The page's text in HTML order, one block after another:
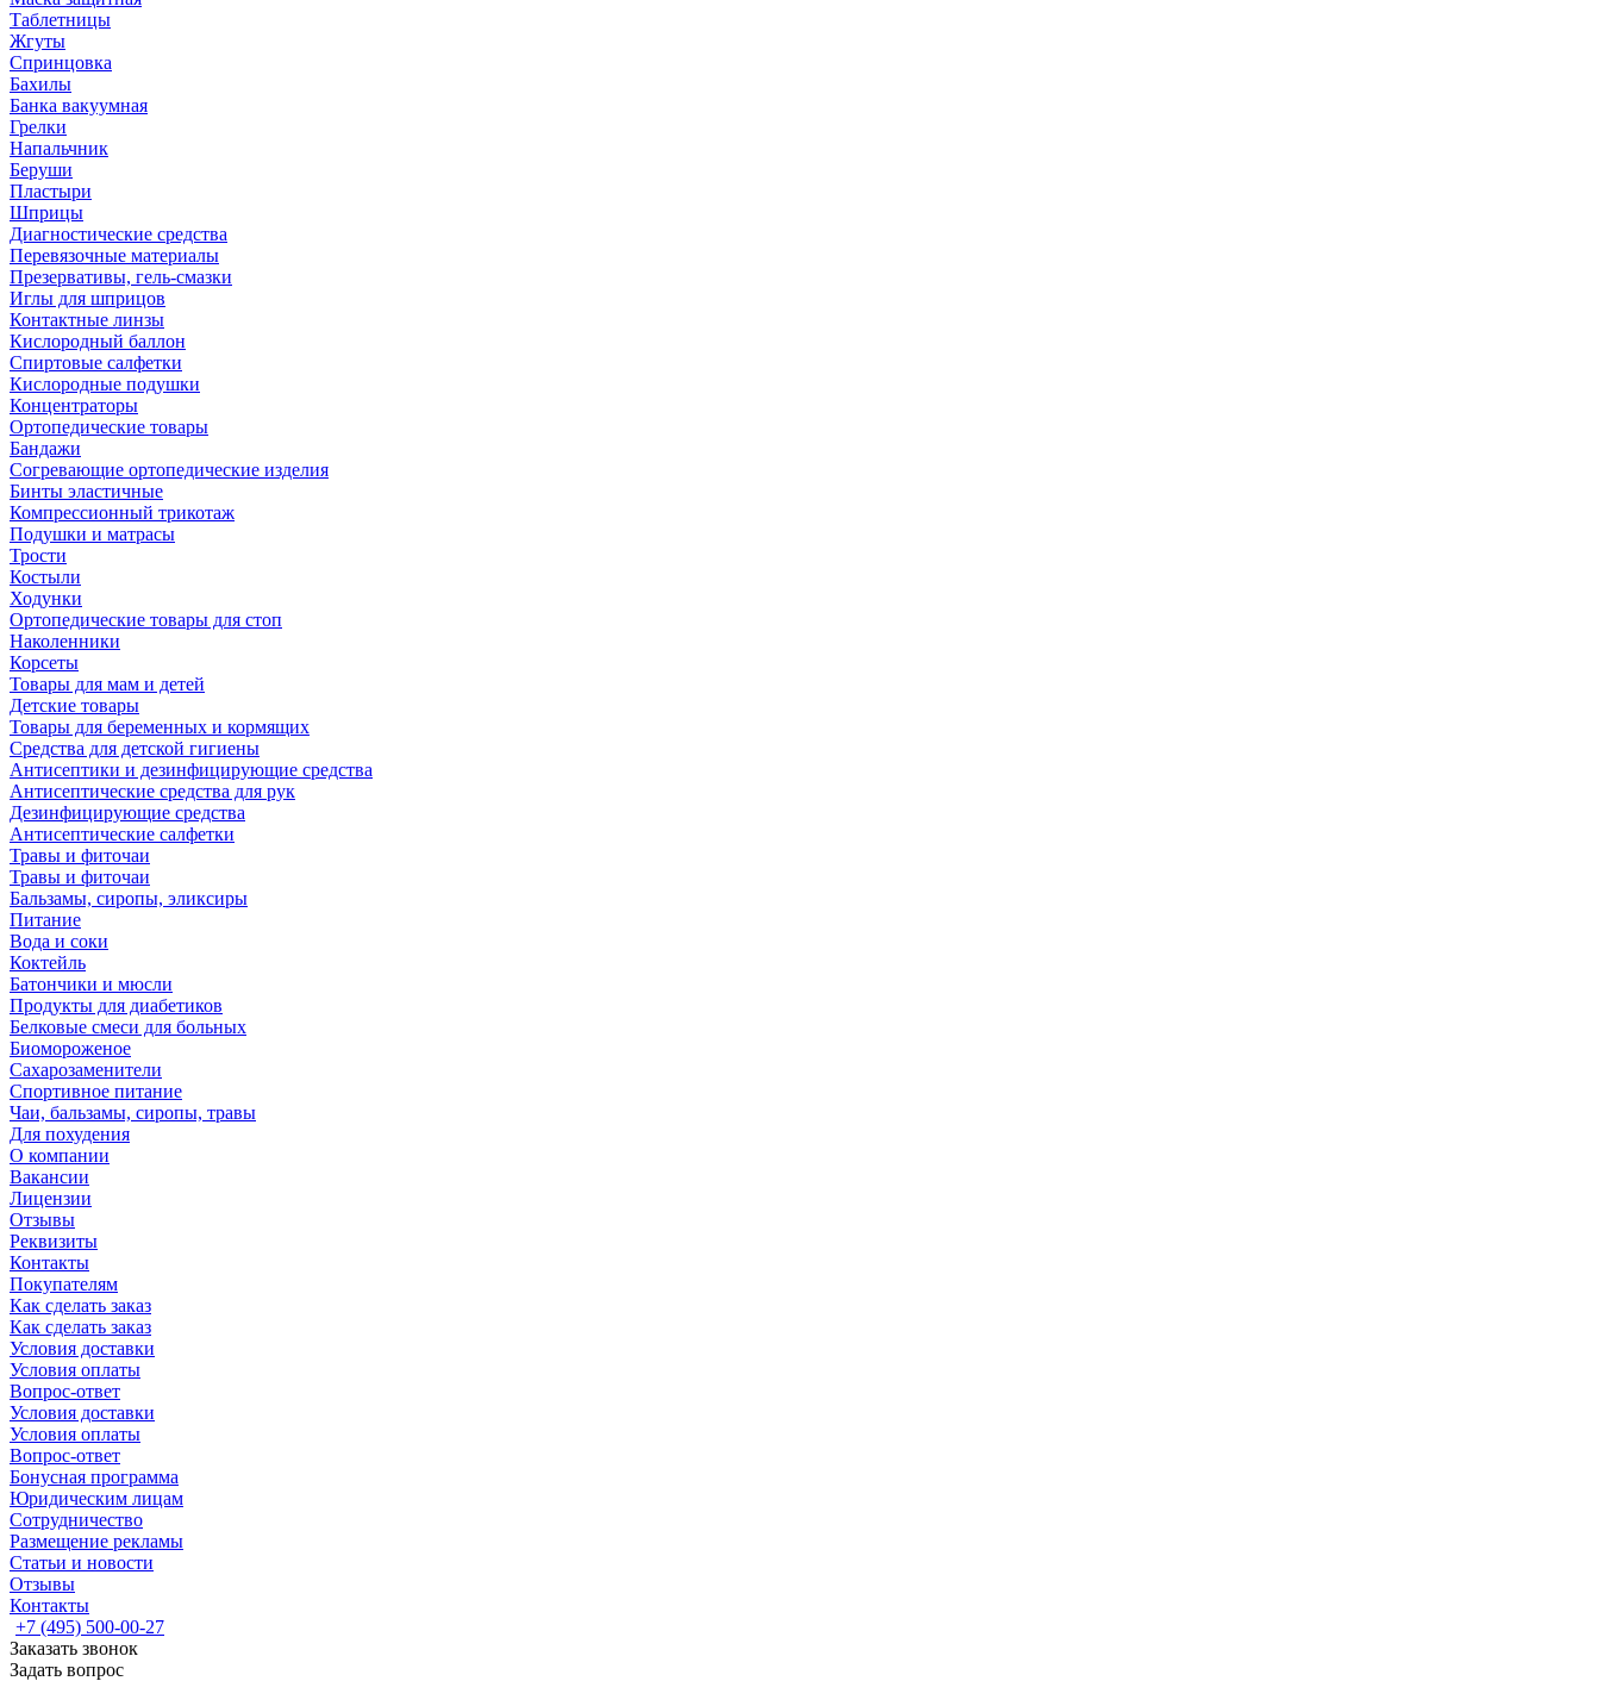
Таблетницы
Жгуты
Спринцовка
Бахилы
Банка вакуумная
Грелки
Напальчник
Беруши
Пластыри
Шприцы
Диагностические средства
Перевязочные материалы
Презервативы, гель-смазки
Иглы для шприцов
Контактные линзы
Кислородный баллон
Спиртовые салфетки
Кислородные подушки
Концентраторы
Ортопедические товары
Бандажи
Согревающие ортопедические изделия
Бинты эластичные
Компрессионный трикотаж
Подушки и матрасы
Трости
Костыли
Ходунки
Ортопедические товары для стоп
Наколенники
Корсеты
Товары для мам и детей
Детские товары
Товары для беременных и кормящих
Средства для детской гигиены
Антисептики и дезинфицирующие средства
Антисептические средства для рук
Дезинфицирующие средства
Антисептические салфетки
Травы и фиточаи
Травы и фиточаи
Бальзамы, сиропы, эликсиры
Питание
Вода и соки
Коктейль
Батончики и мюсли
Продукты для диабетиков
Белковые смеси для больных
Биомороженое
Сахарозаменители
Спортивное питание
Чаи, бальзамы, сиропы, травы
Для похудения
О компании
Вакансии
Лицензии
Отзывы
Реквизиты
Контакты
Покупателям
Как сделать заказ
Как сделать заказ
Условия доставки
Условия оплаты
Вопрос-ответ
Условия доставки
Условия оплаты
Вопрос-ответ
Бонусная программа
Юридическим лицам
Сотрудничество
Размещение рекламы
Статьи и новости
Отзывы
Контакты
+7 (495) 500-00-27
Заказать звонок
Задать вопрос